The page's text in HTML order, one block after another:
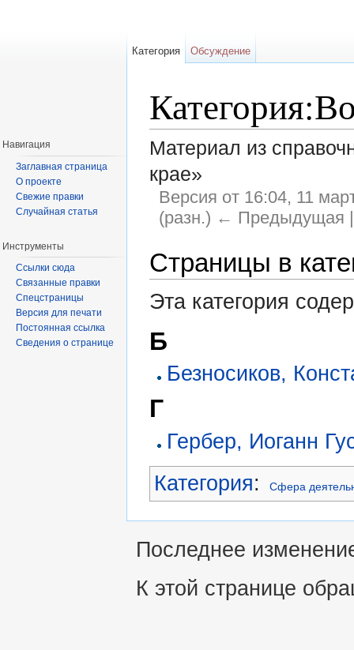
Материал из
крае»
Версия от 16:04, 11
(разн.) ← Предыдущая
Страницы в
Эта категория
Б
Безносиков,
Г
Гербер, Иоганн
Категория: Сфера
Категория Обсуждение
Навигация
Заглавная страница
О проекте
Свежие правки
Случайная статья
Инструменты
Ссылки сюда
Связанные правки
Спецстраницы
Версия для печати
Постоянная ссылка
Сведения о странице
Последнее
К этой странице